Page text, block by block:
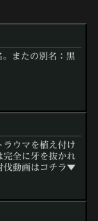
またの別名：黒
ラウマを植え付け
完全に牙を抜かれ
伐動画はコチラ▼